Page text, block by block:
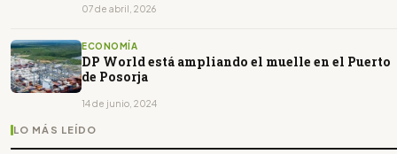
07 de abril, 2026
ECONOMÍA
DP World está ampliando el muelle en el Puerto
de Posorja
14 de junio, 2024
LO MÁS LEÍDO